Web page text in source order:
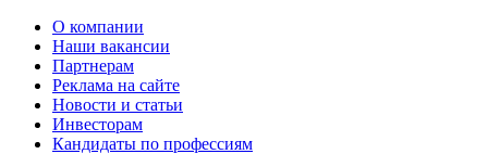
О компании
Наши вакансии
Партнерам
Реклама на сайте
Новости и статьи
Инвесторам
Кандидаты по профессиям